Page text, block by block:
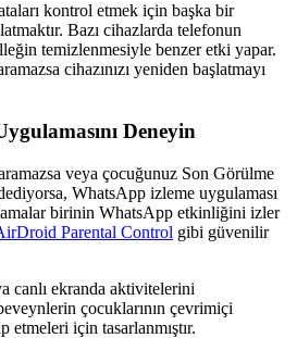
kontrol etmek için başka bir
Bazı cihazlarda telefonun
temizlenmesiyle benzer etki yapar.
cihazınızı yeniden başlatmayı
Deneyin
veya çocuğunuz Son Görülme
WhatsApp izleme uygulaması
birinin WhatsApp etkinliğini izler
Parental Control gibi güvenilir
canlı ekranda aktivitelerini
çocuklarının çevrimiçi
için tasarlanmıştır.